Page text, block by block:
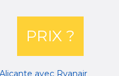
PRIX ?
avec Ryanair